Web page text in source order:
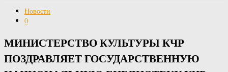
Новости
0
МИНИСТЕРСТВО КУЛЬТУРЫ КЧР
ПОЗДРАВЛЯЕТ ГОСУДАРСТВЕННУЮ